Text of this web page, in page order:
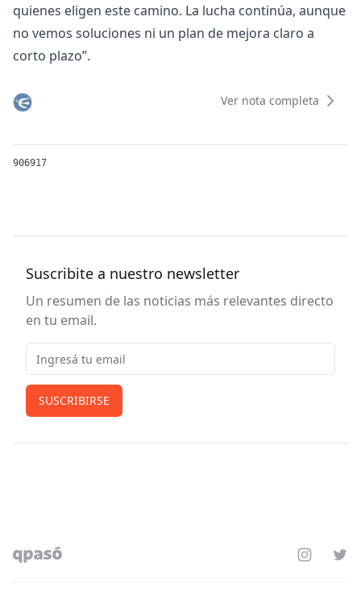
quienes eligen este camino. La lucha continúa, aunque
no vemos soluciones ni un plan de mejora claro a
corto plazo”.
Ver nota completa
906917
Suscribite a nuestro newsletter
Un resumen de las noticias más relevantes directo
en tu email.
Email
SUSCRIBIRSE
Instagram